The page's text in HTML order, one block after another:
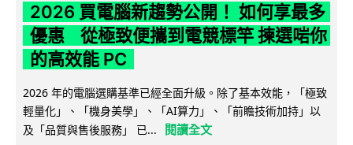
2026 買電腦新趨勢公開！ 如何享最多
優惠 從極致便攜到電競標竿 揀選啱你
的高效能 PC
2026 年的電腦選購基準已經全面升級。除了基本效能，「極致
輕量化」、「機身美學」、「AI算力」、「前瞻技術加持」以
及「品質與售後服務」 已...
閱讀全文